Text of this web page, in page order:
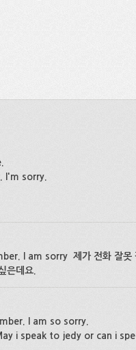
I'm sorry.
I am sorry 제가 전화 잘못
은데요.
I am so sorry.
i speak to jedy or can i